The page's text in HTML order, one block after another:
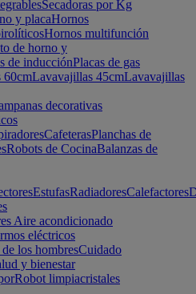
Secadoras por Kg
y placaHornos
Hornos multifunción
de horno y
de inducciónPlacas de gas
60cmLavavajillas 45cmLavavajillas
decorativas
CafeterasPlanchas de
Robots de CocinaBalanzas de
EstufasRadiadoresCalefactores
Aire acondicionado
eléctricos
los hombresCuidado
y bienestar
Robot limpiacristales